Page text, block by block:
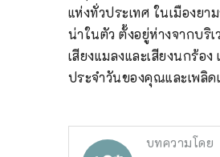
แห่งทั่วประเทศ ในเมืองย
น่าในตัว ตั้งอยู่ห่างจากบริ
เสียงแมลงและเสียงนกร้อ
ประจำวันของคุณและเพลิด
บทความโดย